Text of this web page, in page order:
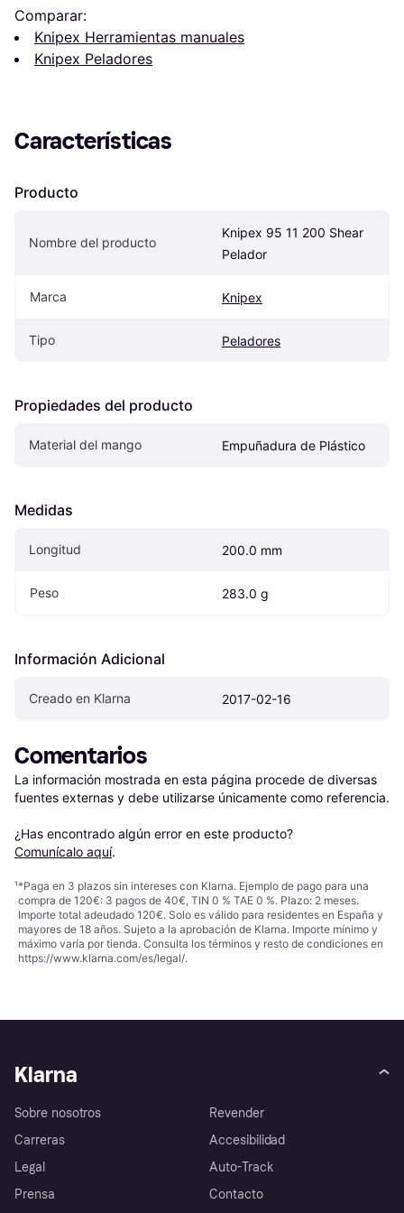
Comparar:
Knipex Herramientas manuales
Knipex Peladores
Características
Producto
Nombre del producto
Knipex 95 11 200 Shear
Pelador
Marca Knipex
Tipo Peladores
Propiedades del producto
Material del mango Empuñadura de Plástico
Medidas
Longitud 200.0 mm
Peso 283.0 g
Información Adicional
Creado en Klarna 2017-02-16
Comentarios
La información mostrada en esta página procede de diversas
fuentes externas y debe utilizarse únicamente como referencia.
¿Has encontrado algún error en este producto?
Comunícalo aquí.
¹*Paga en 3 plazos sin intereses con Klarna. Ejemplo de pago para una
compra de 120€: 3 pagos de 40€, TIN 0 % TAE 0 %. Plazo: 2 meses.
Importe total adeudado 120€. Solo es válido para residentes en España y
mayores de 18 años. Sujeto a la aprobación de Klarna. Importe mínimo y
máximo varía por tienda. Consulta los términos y resto de condiciones en
https://www.klarna.com/es/legal/.
Klarna
Sobre nosotros
Carreras
Legal
Prensa
Revender
Accesibilidad
Auto-Track
Contacto